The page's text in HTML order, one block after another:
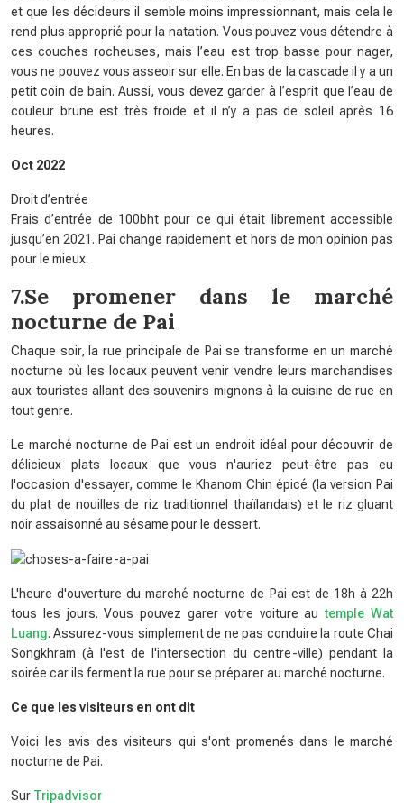
et que les décideurs il semble moins impressionnant, mais cela le
rend plus approprié pour la natation. Vous pouvez vous détendre à
ces couches rocheuses, mais l’eau est trop basse pour nager,
vous ne pouvez vous asseoir sur elle. En bas de la cascade il y a un
petit coin de bain. Aussi, vous devez garder à l’esprit que l’eau de
couleur brune est très froide et il n’y a pas de soleil après 16
heures.
Oct 2022
Droit d’entrée
Frais d’entrée de 100bht pour ce qui était librement accessible
jusqu’en 2021. Pai change rapidement et hors de mon opinion pas
pour le mieux.
7.Se promener dans le marché
nocturne de Pai
Chaque soir, la rue principale de Pai se transforme en un marché
nocturne où les locaux peuvent venir vendre leurs marchandises
aux touristes allant des souvenirs mignons à la cuisine de rue en
tout genre.
Le marché nocturne de Pai est un endroit idéal pour découvrir de
délicieux plats locaux que vous n'auriez peut-être pas eu
l'occasion d'essayer, comme le Khanom Chin épicé (la version Pai
du plat de nouilles de riz traditionnel thaïlandais) et le riz gluant
noir assaisonné au sésame pour le dessert.
L'heure d'ouverture du marché nocturne de Pai est de 18h à 22h
tous les jours. Vous pouvez garer votre voiture autemple Wat
Luang. Assurez-vous simplement de ne pas conduire la route Chai
Songkhram (à l'est de l'intersection du centre-ville) pendant la
soirée car ils ferment la rue pour se préparer au marché nocturne.
Ce que les visiteurs en ont dit
Voici les avis des visiteurs qui s'ont promenés dans le marché
nocturne de Pai.
Sur Tripadvisor